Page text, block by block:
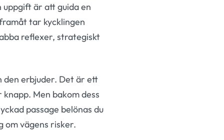
är att guida en
tar kycklingen
reflexer, strategiskt
den erbjuder. Det är ett
Men bakom dess
passage belönas du
om vägens risker.